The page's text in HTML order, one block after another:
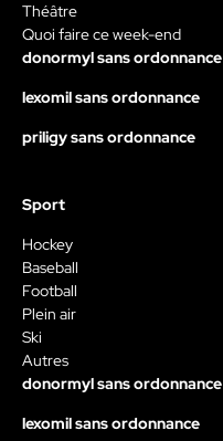
Théâtre
Quoi faire ce week-end
donormyl sans ordonnance
lexomil sans ordonnance
priligy sans ordonnance
Sport
Hockey
Baseball
Football
Plein air
Ski
Autres
donormyl sans ordonnance
lexomil sans ordonnance